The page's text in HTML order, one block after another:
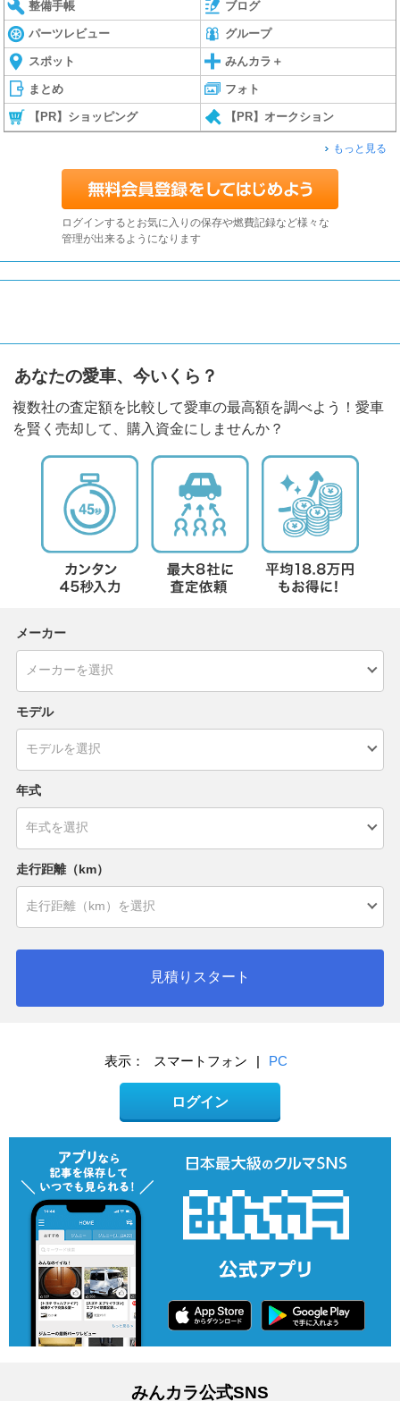
整備手帳 ブログ
パーツレビュー グループ
スポット みんカラ＋
まとめ フォト
【PR】ショッピング 【PR】オークション
もっと見る
ログインするとお気に入りの保存や燃費記録など様々な
管理が出来るようになります
あなたの愛車、今いくら？
複数社の査定額を比較して愛車の最高額を調べよう！愛車
を賢く売却して、購入資金にしませんか？
メーカー
モデル
年式
走行距離（km）
見積りスタート
表示： スマートフォン | PC
ログイン
みんカラ公式SNS